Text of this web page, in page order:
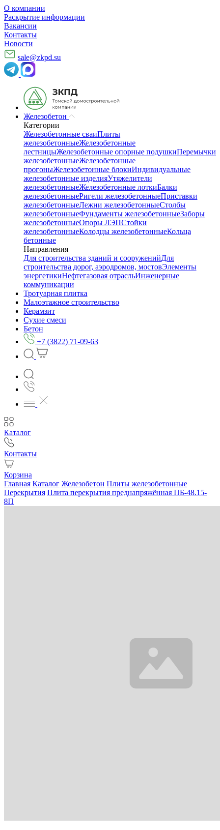
О компании
Раскрытие информации
Вакансии
Контакты
Новости
sale@zkpd.su
Железобетон
Категории
Железобетонные сваиПлиты
железобетонныеЖелезобетонные
лестницыЖелезобетонные опорные подушкиПеремычки
железобетонныеЖелезобетонные
прогоныЖелезобетонные блокиИндивидуальные
железобетонные изделияУтяжелители
железобетонныеЖелезобетонные лоткиБалки
железобетонныеРигели железобетонныеПриставки
железобетонныеЛежни железобетонныеСтолбы
железобетонныеФундаменты железобетонныеЗаборы
железобетонныеОпоры ЛЭПСтойки
железобетонныеКолодцы железобетонныеКольца
бетонные
Направления
Для строительства зданий и сооруженийДля
строительства дорог, аэродромов, мостовЭлементы
энергетикиНефтегазовая отрасльИнженерные
коммуникации
Тротуарная плитка
Малоэтажное строительство
Керамзит
Сухие смеси
Бетон
+7 (3822) 71-09-63
Каталог
Контакты
Корзина
Главная Каталог Железобетон Плиты железобетонные
Перекрытия Плита перекрытия преднапряжённая ПБ-48.15-
8П